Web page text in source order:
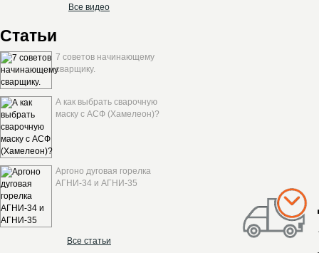
Все видео
Статьи
7 советов начинающему
сварщику.
А как выбрать сварочную
маску с АСФ (Хамелеон)?
Аргоно дуговая горелка
АГНИ-34 и АГНИ-35
Все статьи